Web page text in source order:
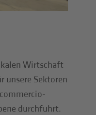
Wirtschaft
unsere Sektoren
durchführt.